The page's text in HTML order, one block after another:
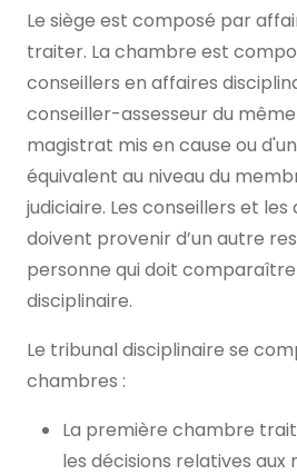
Le siège est composé par
traiter. La chambre est
conseillers en affaires
conseiller-assesseur du
magistrat mis en cause ou
équivalent au niveau du
judiciaire. Les conseillers et les
doivent provenir d’un autre
personne qui doit
disciplinaire.
Le tribunal disciplinaire se
chambres :
La première chambre
les décisions relatives aux